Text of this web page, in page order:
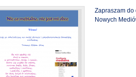
Zapraszam do
Nowych